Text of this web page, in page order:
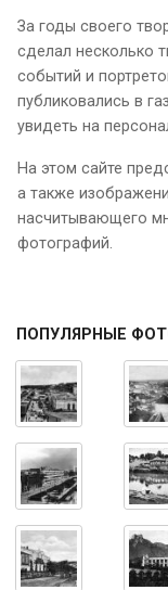
За годы своего
сделал несколько
событий и
публиковались в
увидеть на
На этом сайте
а также
насчитывающего
фотографий.
ПОПУЛЯРНЫЕ